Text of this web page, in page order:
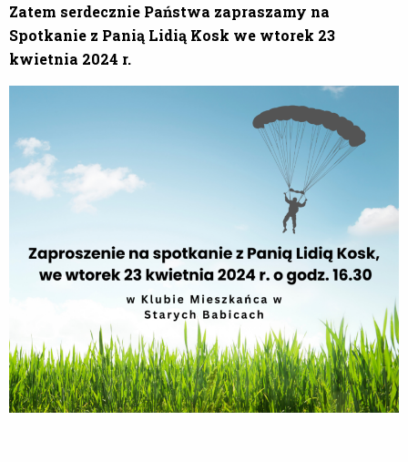
Zatem serdecznie Państwa zapraszamy na
Spotkanie z Panią Lidią Kosk we wtorek 23
kwietnia 2024 r.